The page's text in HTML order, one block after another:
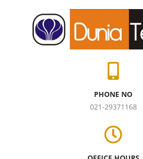
PHONE NO
021-29371168